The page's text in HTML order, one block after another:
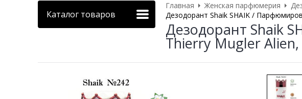
Каталог товаров
Главная Женская парфюмерия
Дезодорант Shaik SHAIK /
Дезодорант Shaik
Thierry Mugler